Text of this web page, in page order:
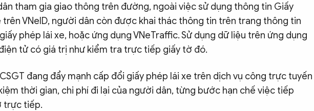
tham gia giao thông trên đường, ngoài việc sử dụng thông tin Giấy
trên VNeID, người dân còn được khai thác thông tin trên trang thông tin
phép lái xe, hoặc ứng dụng VNeTraffic. Sử dụng dữ liệu trên ứng dụng
tử có giá trị như kiểm tra trực tiếp giấy tờ đó.
đang đẩy mạnh cấp đổi giấy phép lái xe trên dịch vụ công trực tuyến
thời gian, chi phí đi lại của người dân, từng bước hạn chế việc tiếp
trực tiếp.